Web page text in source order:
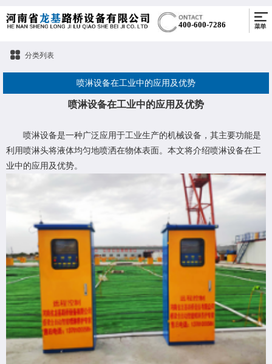
400-600-7286
分类列表
​喷淋设备在工业中的应用及优势
喷淋设备在工业中的应用及优势
喷淋设备是一种广泛应用于工业生产的机械设备，其主要功能是
利用喷淋头将液体均匀地喷洒在物体表面。本文将介绍喷淋设备在工
业中的应用及优势。